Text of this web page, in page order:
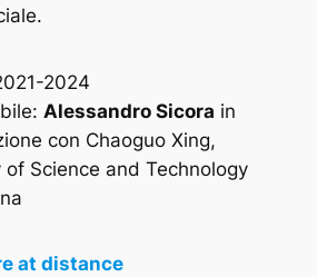
2024
Alessandro Sicora in
con Chaoguo Xing,
of Science and Technology
at distance